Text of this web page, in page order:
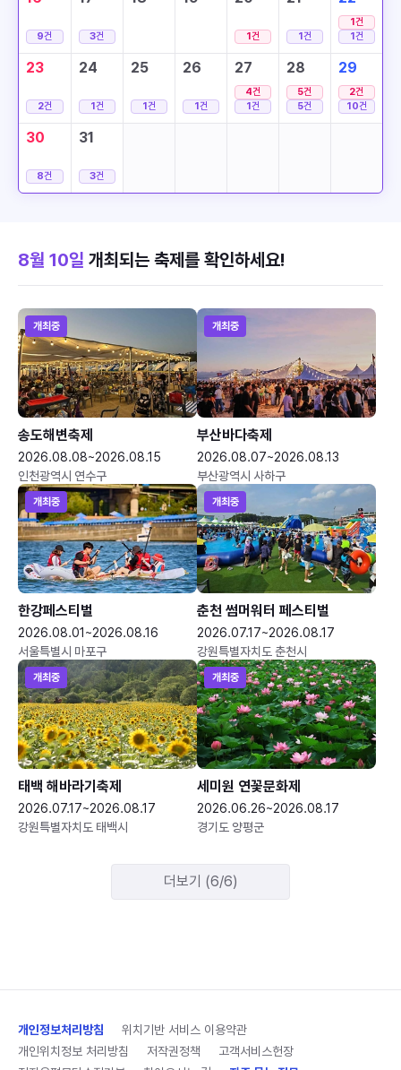
9건 3건 1건 1건
1건
1건
23
2건
24
1건
25
1건
26
1건
27
4건
1건
28
5건
5건
29
2건
10건
30
8건
31
3건
8월 10일 개최되는 축제를 확인하세요!
개최중
송도해변축제
2026.08.08~2026.08.15
인천광역시 연수구
개최중
부산바다축제
2026.08.07~2026.08.13
부산광역시 사하구
개최중
한강페스티벌
2026.08.01~2026.08.16
서울특별시 마포구
개최중
춘천 썸머워터 페스티벌
2026.07.17~2026.08.17
강원특별자치도 춘천시
개최중
태백 해바라기축제
2026.07.17~2026.08.17
강원특별자치도 태백시
개최중
세미원 연꽃문화제
2026.06.26~2026.08.17
경기도 양평군
더보기 (6/6)
개인정보처리방침
위치기반 서비스 이용약관
개인위치정보 처리방침
저작권정책
고객서비스헌장